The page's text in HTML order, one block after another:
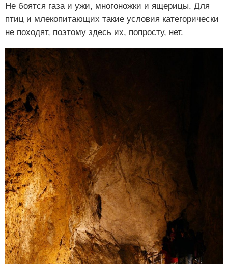
Не боятся газа и ужи, многоножки и ящерицы. Для
птиц и млекопитающих такие условия категорически
не походят, поэтому здесь их, попросту, нет.